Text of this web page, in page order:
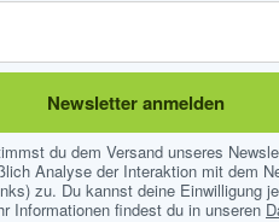
Newsletter anmelden
du dem Versand unseres
Analyse der Interaktion mit dem
zu. Du kannst deine Einwilligung
Informationen findest du in unseren